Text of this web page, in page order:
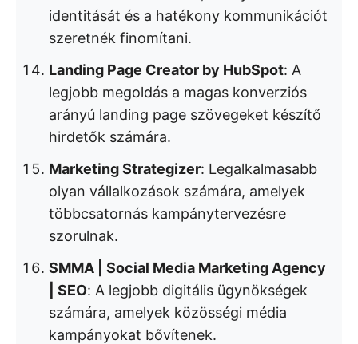
identitását és a hatékony kommunikációt
szeretnék finomítani.
Landing Page Creator by HubSpot: A
legjobb megoldás a magas konverziós
arányú landing page szövegeket készítő
hirdetők számára.
Marketing Strategizer: Legalkalmasabb
olyan vállalkozások számára, amelyek
többcsatornás kampánytervezésre
szorulnak.
SMMA | Social Media Marketing Agency
| SEO: A legjobb digitális ügynökségek
számára, amelyek közösségi média
kampányokat bővítenek.